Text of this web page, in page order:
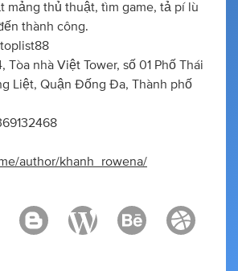
mảng thủ thuật, tìm game, tả pí lù
thành công.
Tòa nhà Việt Tower, số 01 Phố Thái
Liệt, Quận Đống Đa, Thành phố
author/khanh_rowena/